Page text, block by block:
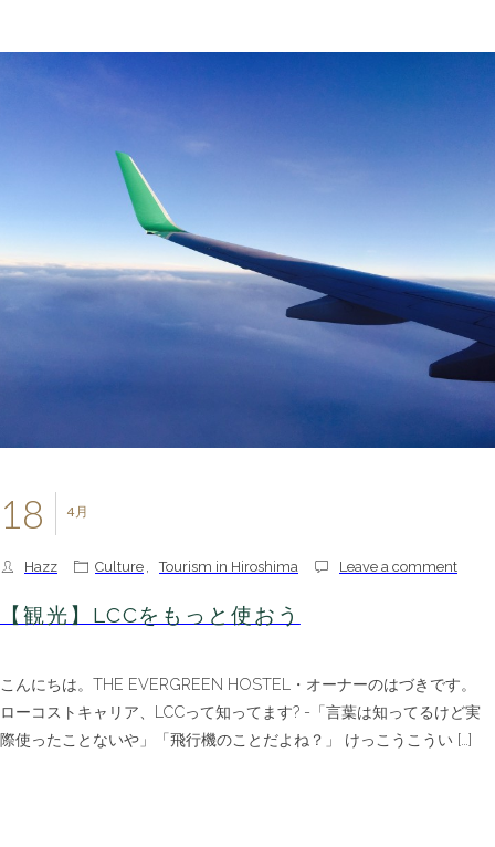
4月
18
Hazz Culture , Tourism in Hiroshima Leave a comment
【観光】LCCをもっと使おう
こんにちは。THE EVERGREEN HOSTEL・オーナーのはづきです。
ローコストキャリア、LCCって知ってます? -「言葉は知ってるけど実
際使ったことないや」「飛行機のことだよね？」 けっこうこうい […]